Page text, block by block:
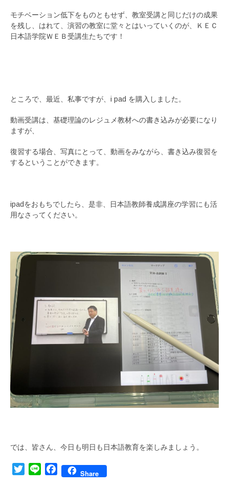
モチベーション低下をものともせず、教室受講と同じだけの成果
を残し、はれて、演習の教室に堂々とはいっていくのが、ＫＥＣ
日本語学院ＷＥＢ受講生たちです！
ところで、最近、私事ですが、i pad を購入しました。
動画受講は、基礎理論のレジュメ教材への書き込みが必要になり
ますが、
復習する場合、写真にとって、動画をみながら、書き込み復習を
するということができます。
ipadをおもちでしたら、是非、日本語教師養成講座の学習にも活
用なさってください。
では、皆さん、今日も明日も日本語教育を楽しみましょう。
TwitterLine FacebookShare